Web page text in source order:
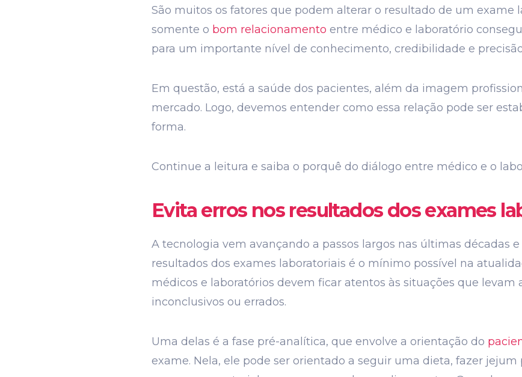
São muitos os fatores que podem alterar o resultado de um exame
somente o bom relacionamento entre médico e laboratório
para um importante nível de conhecimento, credibilidade e
Em questão, está a saúde dos pacientes, além da imagem
mercado. Logo, devemos entender como essa relação pode ser
forma.
Continue a leitura e saiba o porquê do diálogo entre médico e o
Evita erros nos resultados dos exames
A tecnologia vem avançando a passos largos nas últimas décadas
resultados dos exames laboratoriais é o mínimo possível na
médicos e laboratórios devem ficar atentos às situações que levam
inconclusivos ou errados.
Uma delas é a fase pré-analítica, que envolve a orientação do
exame. Nela, ele pode ser orientado a seguir uma dieta, fazer jejum